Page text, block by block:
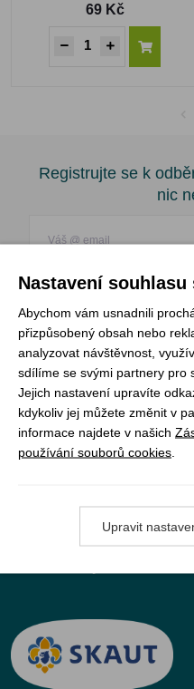
69 Kč
Registrujte se k
nic
Vše o nákupu
Jak objednat
Doprava a platba
Nejčastější dotazy (FAQ)
Podmínky vrácení peněz
JUNshop s.r.o.je 100%
Nastavení
Abychom vám usnadnili
přizpůsobený obsah nebo
analyzovat návštěvnost,
sdílíme se svými partnery pro
Jejich nastavení upravíte
kdykoliv jej můžete změnit v
informace najdete v našich
používání souborů cookies
Upravit